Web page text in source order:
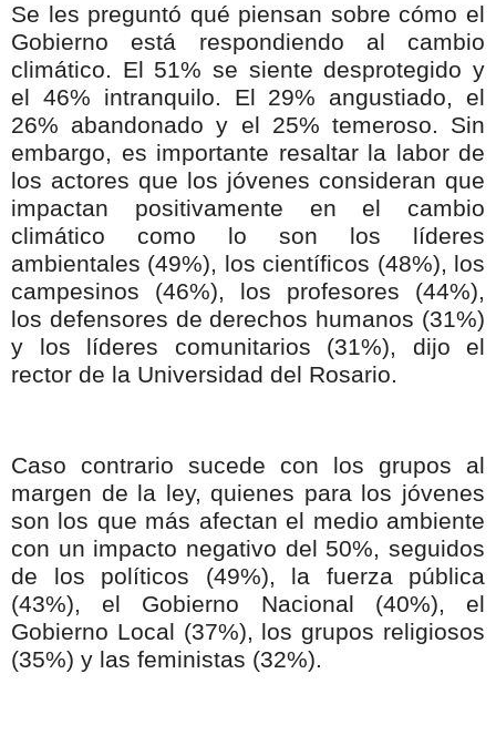
Se les preguntó qué piensan sobre cómo el
Gobierno está respondiendo al cambio
climático. El 51% se siente desprotegido y
el 46% intranquilo. El 29% angustiado, el
26% abandonado y el 25% temeroso. Sin
embargo, es importante resaltar la labor de
los actores que los jóvenes consideran que
impactan positivamente en el cambio
climático como lo son los líderes
ambientales (49%), los científicos (48%), los
campesinos (46%), los profesores (44%),
los defensores de derechos humanos (31%)
y los líderes comunitarios (31%), dijo el
rector de la Universidad del Rosario.
Caso contrario sucede con los grupos al
margen de la ley, quienes para los jóvenes
son los que más afectan el medio ambiente
con un impacto negativo del 50%, seguidos
de los políticos (49%), la fuerza pública
(43%), el Gobierno Nacional (40%), el
Gobierno Local (37%), los grupos religiosos
(35%) y las feministas (32%).